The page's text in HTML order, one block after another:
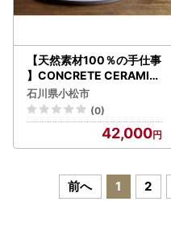
【天然素材100％の手仕事
】CONCRETE CERAMIC
Plate L 皿 九谷焼
石川県小松市
(0)
42,000
前へ 1 2